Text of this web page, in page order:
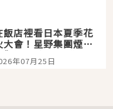
飯店裡看日本夏季花
大會！星野集團煙火
景觀飯店6選，讓你不用
擠人悠閒欣賞
年07月25日